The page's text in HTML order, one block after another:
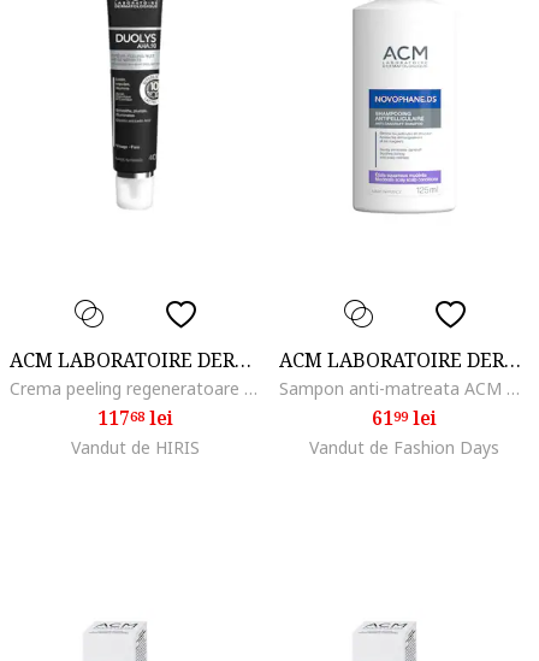
ACM LABORATOIRE DERMATOLOGIQUE
Crema peeling regeneratoare de noapte, Acm Duolys, 40 ml
11768lei
Vandut de HIRIS
ACM LABORATOIRE DERMATOLOGIQUE
Sampon anti-matreata ACM Novophane DS impotriva descuamarii moderate a scalpului, 125 ml
6199lei
Vandut de Fashion Days